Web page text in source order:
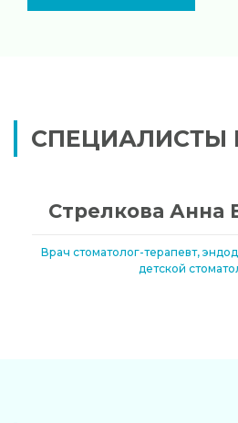
СПЕЦИАЛИСТЫ
Стрелкова Анна
Врач стоматолог-терапевт,
детской